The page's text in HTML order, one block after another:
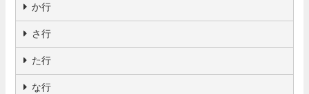
か行
さ行
た行
な行